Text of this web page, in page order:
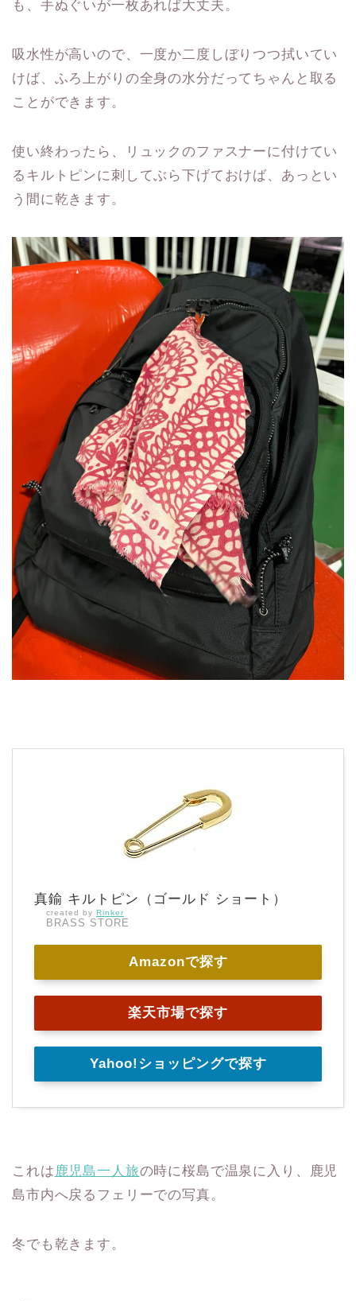
も、手ぬぐいが一枚あれば大丈夫。
吸水性が高いので、一度か二度しぼりつつ拭いてい
けば、ふろ上がりの全身の水分だってちゃんと取る
ことができます。
使い終わったら、リュックのファスナーに付けてい
るキルトピンに刺してぶら下げておけば、あっとい
う間に乾きます。
真鍮 キルトピン（ゴールド ショート）
created by Rinker
BRASS STORE
Amazonで探す
楽天市場で探す
Yahoo!ショッピングで探す
これは 鹿児島一人旅の時に桜島で温泉に入り、鹿児
島市内へ戻るフェリーでの写真。
冬でも乾きます。